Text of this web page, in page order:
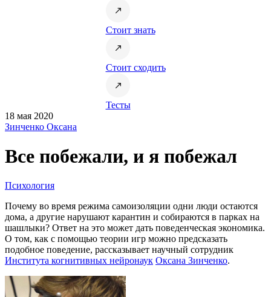
Стоит знать
Стоит сходить
Тесты
18 мая 2020
Зинченко Оксана
Все побежали, и я побежал
Психология
Почему во время режима самоизоляции одни люди остаются
дома, а другие нарушают карантин и собираются в парках на
шашлыки? Ответ на это может дать поведенческая экономика.
О том, как с помощью теории игр можно предсказать
подобное поведение, рассказывает научный сотрудник
Института когнитивных нейронаук Оксана Зинченко.